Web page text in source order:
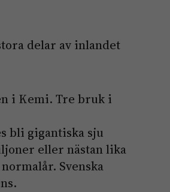
delar av inlandet
i Kemi. Tre bruk i
bli gigantiska sju
eller nästan lika
Svenska